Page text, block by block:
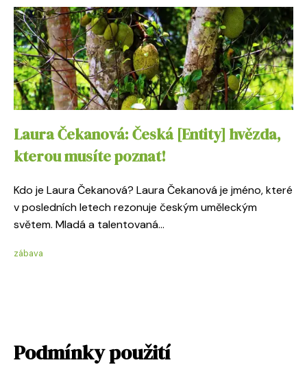
Laura Čekanová: Česká [Entity] hvězda,
kterou musíte poznat!
Kdo je Laura Čekanová? Laura Čekanová je jméno, které
v posledních letech rezonuje českým uměleckým
světem. Mladá a talentovaná...
zábava
Podmínky použití